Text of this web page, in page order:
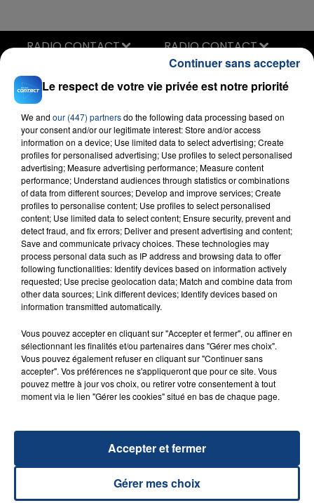
I Took A Pill In Ibiza
MIKE POSNER
RADIO CONTACT
FIL D'ACTU
23 juillet 2026
INCENDIE MORTEL À LENS : UNE FEMME ET
SON BÉBÉ ENTRE LA VIE ET LA...
Un homme s'est immolé par le feu après avoir
d'un liquide inflammable.
Le respect de votre vie privée est notre priorité
We and our (447) partnersdo the following data processing based on
your consent and/or our legitimate interest: Store and/or access
information on a device; Use limited data to select advertising; Create
profiles for personalised advertising; Use profiles to select personalised
advertising; Measure advertising performance; Measure content
performance; Understand audiences through statistics or combinations
of data from different sources; Develop and improve services; Create
profiles to personalise content; Use profiles to select personalised
content; Use limited data to select content; Ensure security, prevent and
detect fraud, and fix errors; Deliver and present advertising and content;
Save and communicate privacy choices. These technologies may
process personal data such as IP address and browsing data to offer
following functionalities: Identify devices based on information actively
requested; Use precise geolocation data; Match and combine data from
other data sources; Link different devices; Identify devices based on
information transmitted automatically.
Vous pouvez accepter en cliquant sur "Accepter et fermer", ou affiner en
sélectionnant les finalités et/ou partenaires dans "Gérer mes choix".
Vous pouvez également refuser en cliquant sur "Continuer sans
accepter". Vos préférences ne s'appliqueront que pour ce site. Vous
pouvez mettre à jour vos choix, ou retirer votre consentement à tout
moment via le lien "Gérer les cookies" situé en bas de chaque page.
Gérer mes choix
Accepter et fermer
Continuer sans accepter